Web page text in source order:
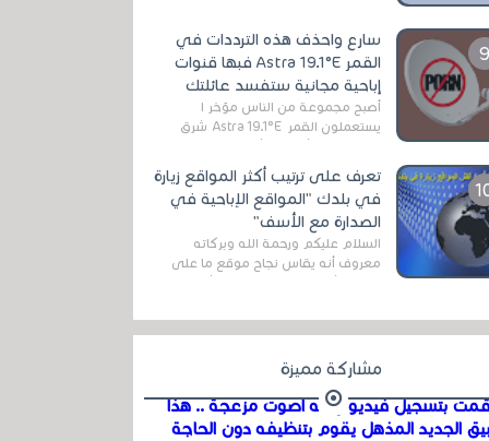
سارع واحذف هذه الترددات في
القمر Astra 19.1°E فبها قنوات
إباحية مجانية ستفسد عائلتك
أصبح مجموعة من الناس مؤخر ا
يستعملون القمر Astra 19.1°E شرق
قنوات مميزة جدا تنقل العديد من البرامج
اله...
تعرف على ترتيب أكثر المواقع زيارة
في بلدك "المواقع الإباحية في
الصدارة مع الأسف"
السلام عليكم ورحمة الله وبركاته
معروف أنه يقاس نجاح موقع ما على
في...
مشاركة مميزة
بتسجيل فيديو وفيه أصوت مزعجة .. هذا
الجديد المذهل يقوم بتنظيفه دون الحاجة